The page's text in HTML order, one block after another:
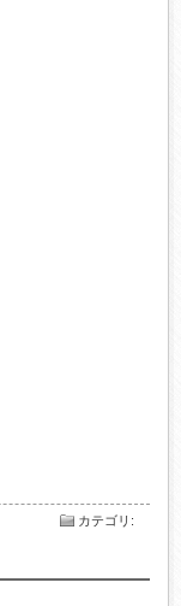
カテゴリ :